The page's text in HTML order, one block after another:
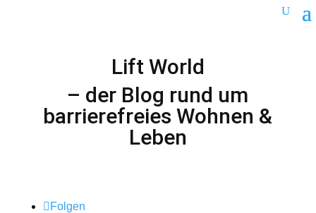
Lift World
– der Blog rund um
barrierefreies Wohnen &
Leben
Folgen